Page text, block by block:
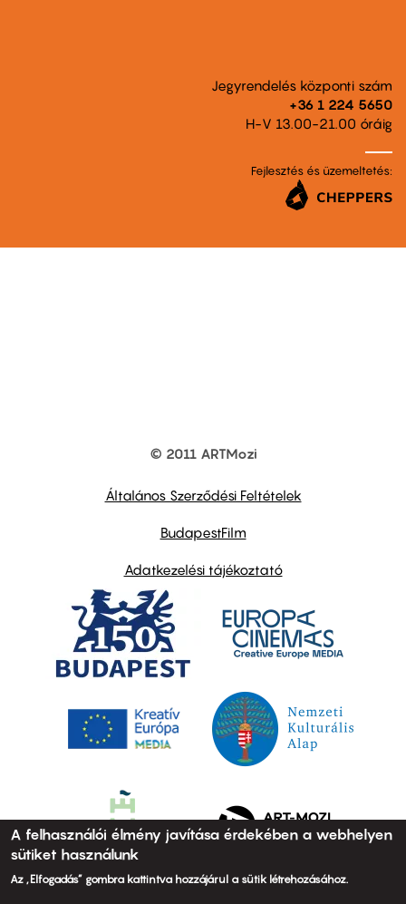
Jegyrendelés központi szám
+36 1 224 5650
H-V 13.00-21.00 óráig
Fejlesztés és üzemeltetés:
© 2011 ARTMozi
Általános Szerződési Feltételek
BudapestFilm
Adatkezelési tájékoztató
A felhasználói élmény javítása érdekében a webhelyen
sütiket használunk
Az „Elfogadás” gombra kattintva hozzájárul a sütik létrehozásához.